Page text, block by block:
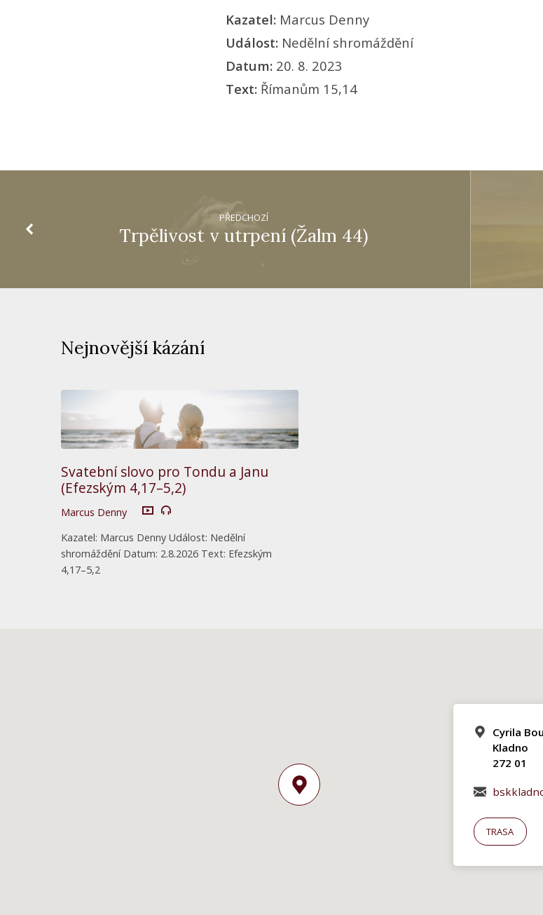
Kazatel: Marcus Denny
Událost: Nedělní shromáždění
Datum: 20. 8. 2023
Text: Římanům 15,14
PŘEDCHOZÍ
Trpělivost v utrpení (Žalm 44)
Nejnovější kázání
Svatební slovo pro Tondu a Janu
(Efezským 4,17–5,2)
Marcus Denny
Kazatel: Marcus Denny Událost: Nedělní
shromáždění Datum: 2.8.2026 Text: Efezským
4,17–5,2
Cyrila
Kladno
272 01
TRASA